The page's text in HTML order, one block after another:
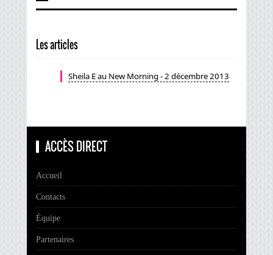
Les articles
Sheila E au New Morning - 2 décembre 2013
ACCÈS DIRECT
Accueil
Contacts
Équipe
Partenaires